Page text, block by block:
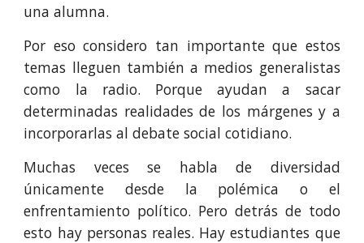
una alumna.
Por eso considero tan importante que estos
temas lleguen también a medios generalistas
como la radio. Porque ayudan a sacar
determinadas realidades de los márgenes y a
incorporarlas al debate social cotidiano.
Muchas veces se habla de diversidad
únicamente desde la polémica o el
enfrentamiento político. Pero detrás de todo
esto hay personas reales. Hay estudiantes que